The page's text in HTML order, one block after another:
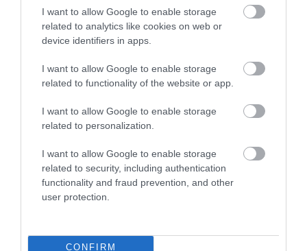
I want to allow Google to enable storage
related to analytics like cookies on web or
device identifiers in apps.
I want to allow Google to enable storage
related to functionality of the website or app.
I want to allow Google to enable storage
related to personalization.
I want to allow Google to enable storage
related to security, including authentication
functionality and fraud prevention, and other
user protection.
CONFIRM